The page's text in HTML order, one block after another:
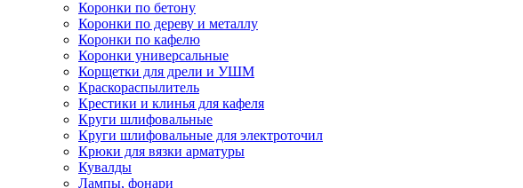
Коронки по бетону
Коронки по дереву и металлу
Коронки по кафелю
Коронки универсальные
Корщетки для дрели и УШМ
Краскораспылитель
Крестики и клинья для кафеля
Круги шлифовальные
Круги шлифовальные для электроточил
Крюки для вязки арматуры
Кувалды
Лампы, фонари